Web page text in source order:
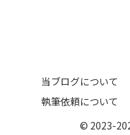
当ブログについて
執筆依頼について
© 2023-